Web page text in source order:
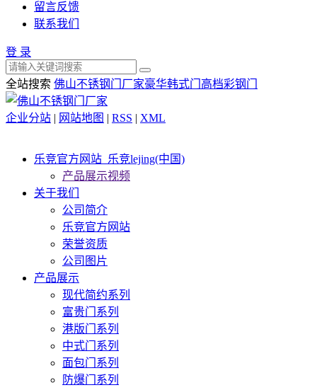
留言反馈
联系我们
登 录
全站搜索 佛山不锈钢门厂家豪华韩式门 高档彩钢门
企业分站 | 网站地图 | RSS | XML
乐竞官方网站_乐竞lejing(中国)
产品展示视频
关于我们
公司简介
乐竞官方网站
荣誉资质
公司图片
产品展示
现代简约系列
富贵门系列
港版门系列
中式门系列
面包门系列
防爆门系列